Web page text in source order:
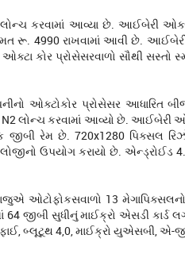
લોન્ચ કરવામાં આવ્યા છે. આઈબેરી
રૂ. 4990 રાખવામાં આવી છે.
કોર પ્રોસેસરવાળો સૌથી
ઓક્ટોકોર પ્રોસેસર આધારિત
લોન્ચ કરવામાં આવ્યો છે. આઈબેરી
જીબી રેમ છે. 720x1280 પિક્સલ
ઉપયોગ કરાયો છે.
ઓટોફોકસવાળો 13
64 જીબી સુધીનું માઈક્રો એસડી કાર્ડ
ફાઈ, બ્લૂટૂથ 4,0, માઈક્રો યુએસબી,